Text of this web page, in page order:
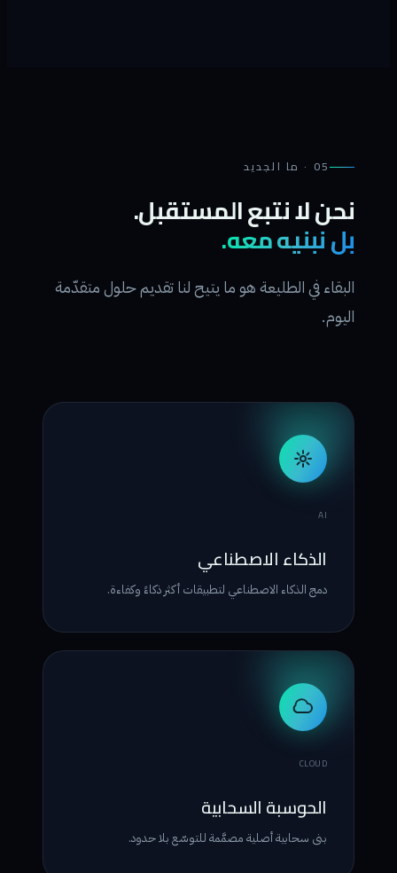
05 · ما الجديد
نحن لا نتبع المستقبل.
بل نبنيه معه.
البقاء في الطليعة هو ما يتيح لنا تقديم حلول متقدّمة
اليوم.
AI
الذكاء الاصطناعي
دمج الذكاء الاصطناعي لتطبيقات أكثر ذكاءً وكفاءة.
CLOUD
الحوسبة السحابية
بنى سحابية أصلية مصمَّمة للتوسّع بلا حدود.